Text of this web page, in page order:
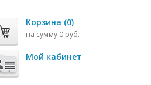
Корзина (0)
на сумму 0 руб.
Мой кабинет